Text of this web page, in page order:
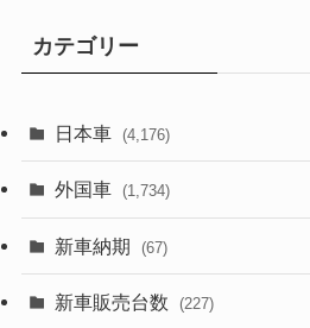
カテゴリー
日本車 (4,176)
(1,322)
(330)
外国車 (1,734)
新車納期 (67)
(28)
新車販売台数 (227)